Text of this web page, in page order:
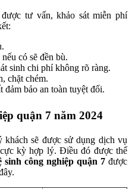
tư vấn, khảo sát miễn phí
có sẽ đền bù.
sinh chi phí không rõ ràng.
chặt chém.
đảm bảo an toàn tuyệt đối.
quận 7 năm 2024
sẽ được sử dụng dịch vụ
kỳ hợp lý. Điều đó được thể
sinh công nghiệp quận 7 được